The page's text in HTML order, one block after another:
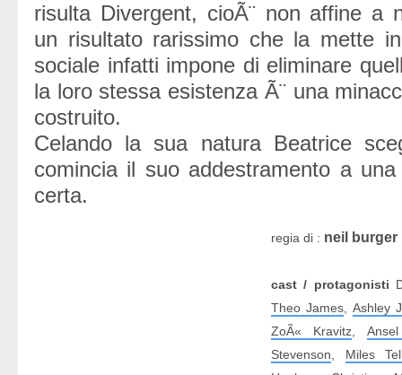
risulta Divergent, cioÃ¨ non affine a
un risultato rarissimo che la mette
sociale infatti impone di eliminare
la loro stessa esistenza Ã¨ una
costruito.
Celando la sua natura Beatrice
comincia il suo addestramento a
certa.
regia di : neil burger
cast / protagonisti
Theo James
Ashley
ZoÃ« Kravitz
Stevenson
Miles